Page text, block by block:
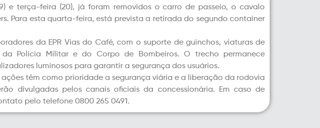
e terça-feira (20), já foram removidos o carro de passeio, o cavalo
Para esta quarta-feira, está prevista a retirada do segundo container
da EPR Vias do Café, com o suporte de guinchos, viaturas de
Polícia Militar e do Corpo de Bombeiros. O trecho permanece
luminosos para garantir a segurança dos usuários.
ações têm como prioridade a segurança viária e a liberação da rodovia
divulgadas pelos canais oficiais da concessionária. Em caso de
pelo telefone 0800 265 0491.